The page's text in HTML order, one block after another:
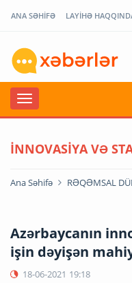
ANA SƏHİFƏ LAYİHƏ
İNNOVASİYA VƏ
Ana Səhifə RƏQƏMSAL
Azərbaycanın
işin dəyişən
18-06-2021 19:18